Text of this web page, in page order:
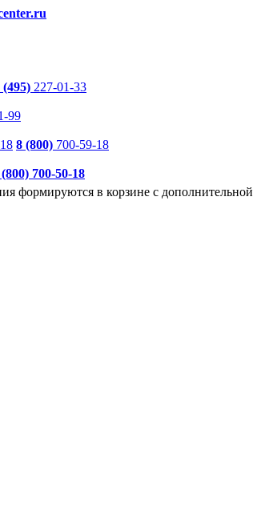
(495) 227-01-33
99
8 (800) 700-59-18
700-50-18
формируются в корзине с дополнительной